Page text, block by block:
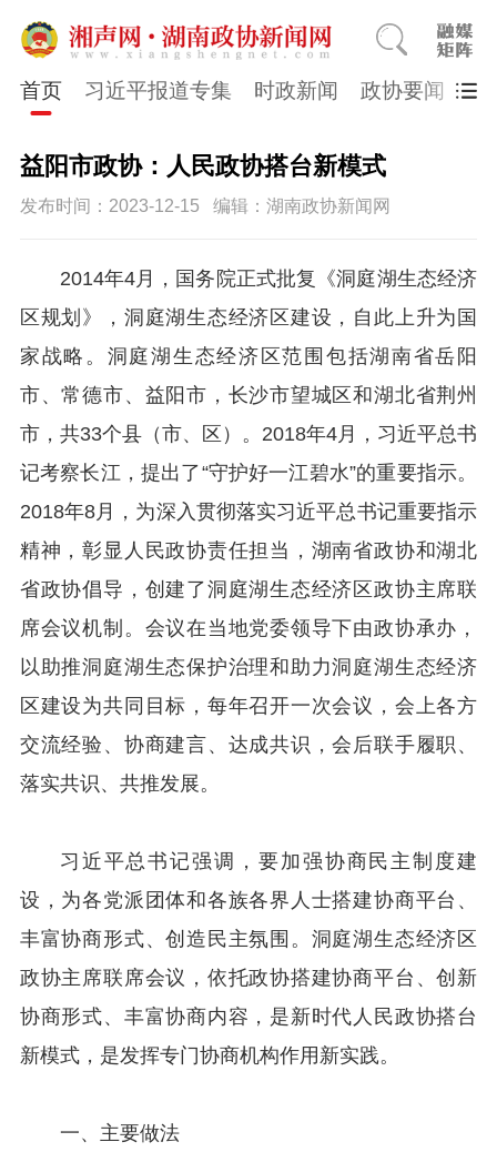
首页 习近平报道专集 时政新闻 政协要闻 市
益阳市政协：人民政协搭台新模式
发布时间：2023-12-15 编辑：湖南政协新闻网
2014年4月，国务院正式批复《洞庭湖生态经济
区规划》，洞庭湖生态经济区建设，自此上升为国
家战略。洞庭湖生态经济区范围包括湖南省岳阳
市、常德市、益阳市，长沙市望城区和湖北省荆州
市，共33个县（市、区）。2018年4月，习近平总书
记考察长江，提出了“守护好一江碧水”的重要指示。
2018年8月，为深入贯彻落实习近平总书记重要指示
精神，彰显人民政协责任担当，湖南省政协和湖北
省政协倡导，创建了洞庭湖生态经济区政协主席联
席会议机制。会议在当地党委领导下由政协承办，
以助推洞庭湖生态保护治理和助力洞庭湖生态经济
区建设为共同目标，每年召开一次会议，会上各方
交流经验、协商建言、达成共识，会后联手履职、
落实共识、共推发展。
习近平总书记强调，要加强协商民主制度建
设，为各党派团体和各族各界人士搭建协商平台、
丰富协商形式、创造民主氛围。洞庭湖生态经济区
政协主席联席会议，依托政协搭建协商平台、创新
协商形式、丰富协商内容，是新时代人民政协搭台
新模式，是发挥专门协商机构作用新实践。
一、主要做法